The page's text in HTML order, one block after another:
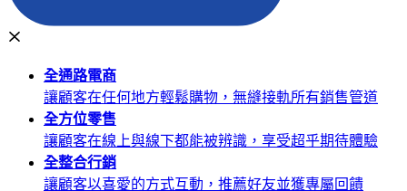
全通路電商
讓顧客在任何地方輕鬆購物，無縫接軌所有銷售管道
全方位零售
讓顧客在線上與線下都能被辨識，享受超乎期待體驗
全整合行銷
讓顧客以喜愛的方式互動，推薦好友並獲專屬回饋